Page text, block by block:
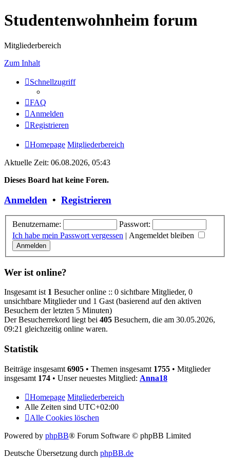
Studentenwohnheim forum
Mitgliederbereich
Zum Inhalt
Schnellzugriff
FAQ
Anmelden
Registrieren
Homepage Mitgliederbereich
Aktuelle Zeit: 06.08.2026, 05:43
Dieses Board hat keine Foren.
Anmelden • Registrieren
Benutzername:
Passwort:
Ich habe mein Passwort vergessen | Angemeldet bleiben
Wer ist online?
Insgesamt ist 1 Besucher online :: 0 sichtbare Mitglieder, 0
unsichtbare Mitglieder und 1 Gast (basierend auf den aktiven
Besuchern der letzten 5 Minuten)
Der Besucherrekord liegt bei 405 Besuchern, die am 30.05.2026,
09:21 gleichzeitig online waren.
Statistik
Beiträge insgesamt 6905 • Themen insgesamt 1755 • Mitglieder
insgesamt 174 • Unser neuestes Mitglied: Anna18
Homepage Mitgliederbereich
Alle Zeiten sind UTC+02:00
Alle Cookies löschen
Powered by phpBB® Forum Software © phpBB Limited
Deutsche Übersetzung durch phpBB.de